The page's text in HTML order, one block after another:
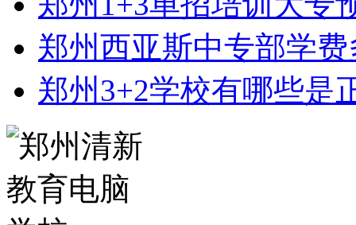
郑州西亚斯中专部学
郑州3+2学校有哪些是